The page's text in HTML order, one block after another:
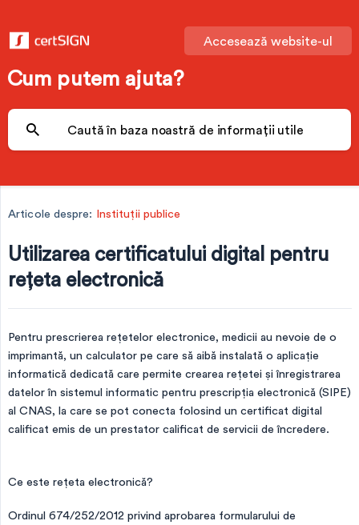
Accesează website-ul
Cum putem ajuta?
Articole despre: Instituții publice
Utilizarea certificatului digital pentru
reţeta electronică
Pentru prescrierea rețetelor electronice, medicii au nevoie de o
imprimantă, un calculator pe care să aibă instalată o aplicație
informatică dedicată care permite crearea rețetei și înregistrarea
datelor în sistemul informatic pentru prescripția electronică (SIPE)
al CNAS, la care se pot conecta folosind un certificat digital
calificat emis de un prestator calificat de servicii de încredere.
Ce este rețeta electronică?
Ordinul 674/252/2012 privind aprobarea formularului de